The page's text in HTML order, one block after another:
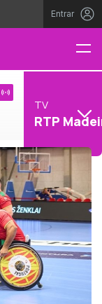
Entrar
TV
RTP